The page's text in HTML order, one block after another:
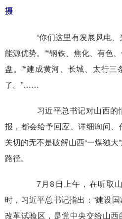
摄
“你们这里有发展风电、
能源优势。”“钢铁、焦化、有色
盘。”“建成黄河、长城、太行
了。”……
习近平总书记对山西的
报，都会给予回应、详细询问、
关切的无不是破解山西“一煤独
路径。
7月8日上午，在听取山
时，习近平总书记指出：“建设
改革试验区，是党中央交给山